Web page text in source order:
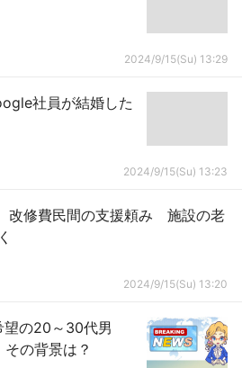
2024/9/15(Su) 13:29
社員が結婚した
2024/9/15(Su) 13:23
改修費民間の支援頼み 施設の老
2024/9/15(Su) 13:20
望の20～30代男
の背景は？